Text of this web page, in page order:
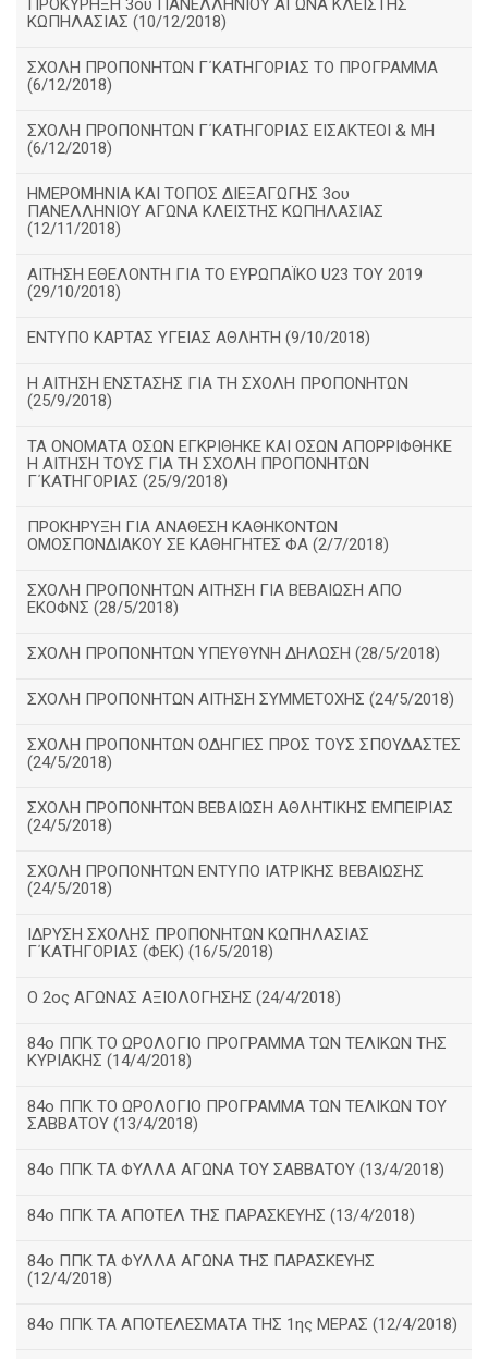
ΠΡΟΚΥΡΗΞΗ 3ου ΠΑΝΕΛΛΗΝΙΟΥ ΑΓΩΝΑ ΚΛΕΙΣΤΗΣ
ΚΩΠΗΛΑΣΙΑΣ (10/12/2018)
ΣΧΟΛΗ ΠΡΟΠΟΝΗΤΩΝ Γ΄ΚΑΤΗΓΟΡΙΑΣ ΤΟ ΠΡΟΓΡΑΜΜΑ
(6/12/2018)
ΣΧΟΛΗ ΠΡΟΠΟΝΗΤΩΝ Γ΄ΚΑΤΗΓΟΡΙΑΣ ΕΙΣΑΚΤΕΟΙ & ΜΗ
(6/12/2018)
ΗΜΕΡΟΜΗΝΙΑ ΚΑΙ ΤΟΠΟΣ ΔΙΕΞΑΓΩΓΗΣ 3ου
ΠΑΝΕΛΛΗΝΙΟΥ ΑΓΩΝΑ ΚΛΕΙΣΤΗΣ ΚΩΠΗΛΑΣΙΑΣ
(12/11/2018)
ΑΙΤΗΣΗ ΕΘΕΛΟΝΤΗ ΓΙΑ ΤΟ ΕΥΡΩΠΑΪΚΟ U23 ΤΟΥ 2019
(29/10/2018)
ΕΝΤΥΠΟ ΚΑΡΤΑΣ ΥΓΕΙΑΣ ΑΘΛΗΤΗ (9/10/2018)
Η ΑΙΤΗΣΗ ΕΝΣΤΑΣΗΣ ΓΙΑ ΤΗ ΣΧΟΛΗ ΠΡΟΠΟΝΗΤΩΝ
(25/9/2018)
ΤΑ ΟΝΟΜΑΤΑ ΟΣΩΝ ΕΓΚΡΙΘΗΚΕ ΚΑΙ ΟΣΩΝ ΑΠΟΡΡΙΦΘΗΚΕ
Η ΑΙΤΗΣΗ ΤΟΥΣ ΓΙΑ ΤΗ ΣΧΟΛΗ ΠΡΟΠΟΝΗΤΩΝ
Γ΄ΚΑΤΗΓΟΡΙΑΣ (25/9/2018)
ΠΡΟΚΗΡΥΞΗ ΓΙΑ ΑΝΑΘΕΣΗ ΚΑΘΗΚΟΝΤΩΝ
ΟΜΟΣΠΟΝΔΙΑΚΟΥ ΣΕ ΚΑΘΗΓΗΤΕΣ ΦΑ (2/7/2018)
ΣΧΟΛΗ ΠΡΟΠΟΝΗΤΩΝ ΑΙΤΗΣΗ ΓΙΑ ΒΕΒΑΙΩΣΗ ΑΠΟ
ΕΚΟΦΝΣ (28/5/2018)
ΣΧΟΛΗ ΠΡΟΠΟΝΗΤΩΝ ΥΠΕΥΘΥΝΗ ΔΗΛΩΣΗ (28/5/2018)
ΣΧΟΛΗ ΠΡΟΠΟΝΗΤΩΝ ΑΙΤΗΣΗ ΣΥΜΜΕΤΟΧΗΣ (24/5/2018)
ΣΧΟΛΗ ΠΡΟΠΟΝΗΤΩΝ ΟΔΗΓΙΕΣ ΠΡΟΣ ΤΟΥΣ ΣΠΟΥΔΑΣΤΕΣ
(24/5/2018)
ΣΧΟΛΗ ΠΡΟΠΟΝΗΤΩΝ ΒΕΒΑΙΩΣΗ ΑΘΛΗΤΙΚΗΣ ΕΜΠΕΙΡΙΑΣ
(24/5/2018)
ΣΧΟΛΗ ΠΡΟΠΟΝΗΤΩΝ ΕΝΤΥΠΟ ΙΑΤΡΙΚΗΣ ΒΕΒΑΙΩΣΗΣ
(24/5/2018)
ΙΔΡΥΣΗ ΣΧΟΛΗΣ ΠΡΟΠΟΝΗΤΩΝ ΚΩΠΗΛΑΣΙΑΣ
Γ΄ΚΑΤΗΓΟΡΙΑΣ (ΦΕΚ) (16/5/2018)
O 2ος ΑΓΩΝΑΣ ΑΞΙΟΛΟΓΗΣΗΣ (24/4/2018)
84ο ΠΠΚ ΤΟ ΩΡΟΛΟΓΙΟ ΠΡΟΓΡΑΜΜΑ ΤΩΝ ΤΕΛΙΚΩΝ ΤΗΣ
ΚΥΡΙΑΚΗΣ (14/4/2018)
84ο ΠΠΚ ΤΟ ΩΡΟΛΟΓΙΟ ΠΡΟΓΡΑΜΜΑ ΤΩΝ ΤΕΛΙΚΩΝ ΤΟΥ
ΣΑΒΒΑΤΟΥ (13/4/2018)
84ο ΠΠΚ ΤΑ ΦΥΛΛΑ ΑΓΩΝΑ ΤΟΥ ΣΑΒΒΑΤΟΥ (13/4/2018)
84ο ΠΠΚ ΤΑ ΑΠΟΤΕΛ ΤΗΣ ΠΑΡΑΣΚΕΥΗΣ (13/4/2018)
84ο ΠΠΚ ΤΑ ΦΥΛΛΑ ΑΓΩΝΑ ΤΗΣ ΠΑΡΑΣΚΕΥΗΣ
(12/4/2018)
84ο ΠΠΚ ΤΑ ΑΠΟΤΕΛΕΣΜΑΤΑ ΤΗΣ 1ης ΜΕΡΑΣ (12/4/2018)